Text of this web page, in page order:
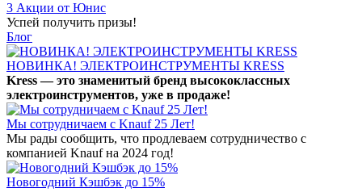
3 Акции от Юнис
Успей получить призы!
Блог
НОВИНКА! ЭЛЕКТРОИНСТРУМЕНТЫ KRESS
Kress — это знаменитый бренд высококлассных
электроинструментов, уже в продаже!
Мы сотрудничаем с Knauf 25 Лет!
Мы рады сообщить, что продлеваем сотрудничество с
компанией Knauf на 2024 год!
Новогодний Кэшбэк до 15%